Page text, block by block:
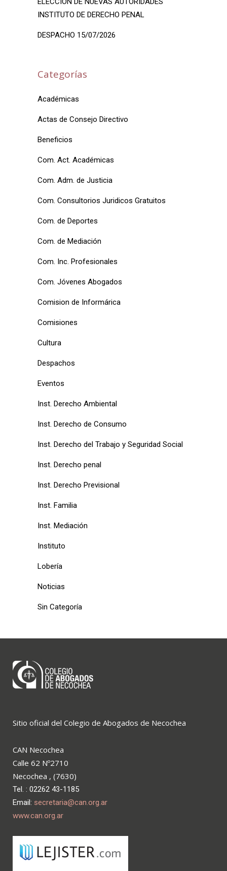
INSTITUTO DE DERECHO PENAL
DESPACHO 15/07/2026
Categorías
Académicas
Actas de Consejo Directivo
Beneficios
Com. Act. Académicas
Com. Adm. de Justicia
Com. Consultorios Juridicos Gratuitos
Com. de Deportes
Com. de Mediación
Com. Inc. Profesionales
Com. Jóvenes Abogados
Comision de Informárica
Comisiones
Cultura
Despachos
Eventos
Inst. Derecho Ambiental
Inst. Derecho de Consumo
Inst. Derecho del Trabajo y Seguridad Social
Inst. Derecho penal
Inst. Derecho Previsional
Inst. Familia
Inst. Mediación
Instituto
Lobería
Noticias
Sin Categoría
Sitio oficial del Colegio de Abogados de Necochea
CAN Necochea
Calle 62 Nº2710
Necochea , (7630)
Tel. : 02262 43-1185
Email: secretaria@can.org.ar
www.can.org.ar